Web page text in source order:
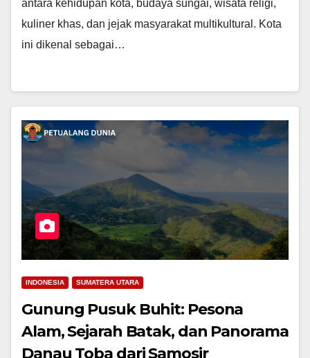
antara kehidupan kota, budaya sungai, wisata religi,
kuliner khas, dan jejak masyarakat multikultural. Kota
ini dikenal sebagai…
INDONESIA SUMATERA UTARA
Gunung Pusuk Buhit: Pesona
Alam, Sejarah Batak, dan Panorama
Danau Toba dari Samosir